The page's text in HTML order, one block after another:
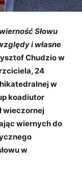
Słowu
i własne
Chudzio w
24
w
koadiutor
wieczornej
wiernych do
w